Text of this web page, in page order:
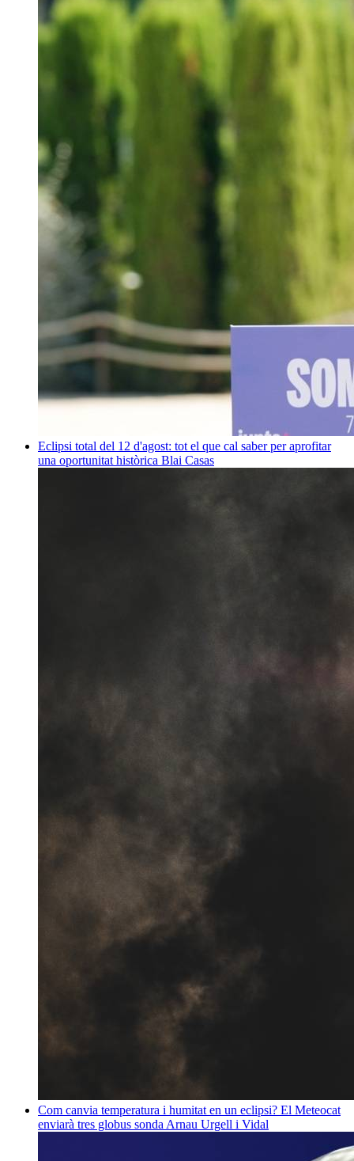
Eclipsi total del 12 d'agost: tot el que cal saber per aprofitar
una oportunitat històrica Blai Casas
Com canvia temperatura i humitat en un eclipsi? El Meteocat
enviarà tres globus sonda Arnau Urgell i Vidal